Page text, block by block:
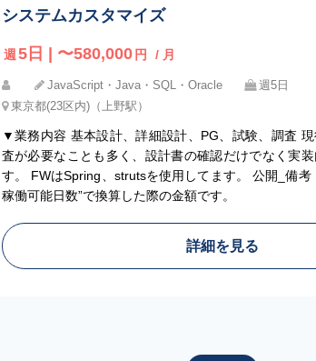
システムカスタマイズ
週 5日 | 〜580,000 円 / 月
JavaScript・Java・SQL・Oracle
週5日
東京都(23区内)（上野駅）
▼業務内容 基本設計、詳細設計、PG、試験、調査
査が必要なことも多く、設計書の確認だけでなく実
す。 FWはSpring、strutsを使用してます。 公開_備
稼働可能日数”で換算した際の金額です。
詳細を見る